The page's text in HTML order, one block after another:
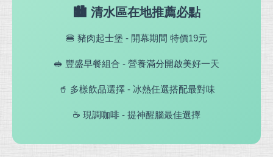
🏙️ 清水區在地推薦必點
🍔 豬肉起士堡 - 開幕期間 特價19元
🥪 豐盛早餐組合 - 營養滿分開啟美好一天
🥤 多樣飲品選擇 - 冰熱任選搭配最對味
☕ 現調咖啡 - 提神醒腦最佳選擇